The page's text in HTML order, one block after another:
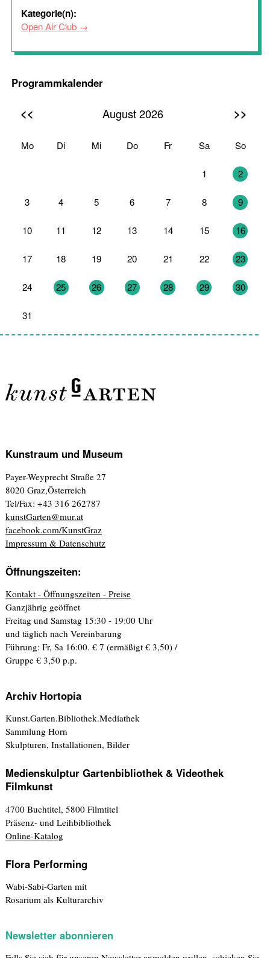
Kategorie(n):
Open Air Club
Programmkalender
<< August 2026 >>
Mo Di Mi Do Fr Sa So
1 2
3 4 5 6 7 8 9
10 11 12 13 14 15 16
17 18 19 20 21 22 23
24 25 26 27 28 29 30
31
Kunstraum und Museum
Payer-Weyprecht Straße 27
8020 Graz,Österreich
Tel/Fax: +43 316 262787
kunstGarten@mur.at
facebook.com/KunstGraz
Impressum & Datenschutz
Öffnungszeiten:
Kontakt - Öffnungszeiten - Preise
Ganzjährig geöffnet
Freitag und Samstag 15:30 - 19:00 Uhr
und täglich nach Vereinbarung
Führung: Fr, Sa 16:00. € 7 (ermäßigt € 3,50) /
Gruppe € 3,50 p.p.
Archiv Hortopia
Kunst.Garten.Bibliothek.Mediathek
Sammlung Horn
Skulpturen, Installationen, Bilder
Medienskulptur Gartenbibliothek & Videothek
Filmkunst
4700 Buchtitel, 5800 Filmtitel
Präsenz- und Leihbibliothek
Online-Katalog
Flora Performing
Wabi-Sabi-Garten mit
Rosarium als Kulturarchiv
Newsletter abonnieren